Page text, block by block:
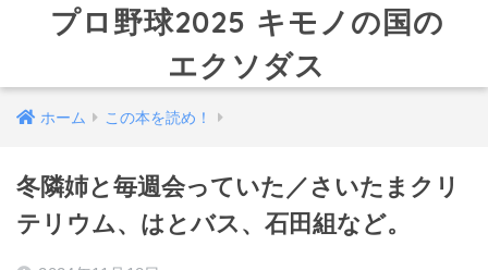
プロ野球2025 キモノの国の
エクソダス
ホーム この本を読め！
冬隣姉と毎週会っていた／さいたまクリ
テリウム、はとバス、石田組など。